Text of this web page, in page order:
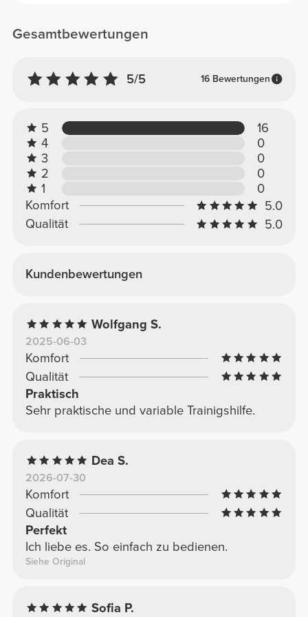
Gesamtbewertungen
5/5 16 Bewertungen
5
16
4
0
3
0
2
0
1
0
Komfort
5.0
Qualität
5.0
Kundenbewertungen
Wolfgang S.
2025-06-03
Komfort
Qualität
Praktisch
Sehr praktische und variable Trainigshilfe.
Dea S.
2026-07-30
Komfort
Qualität
Perfekt
Ich liebe es. So einfach zu bedienen.
Siehe Original
Sofia P.